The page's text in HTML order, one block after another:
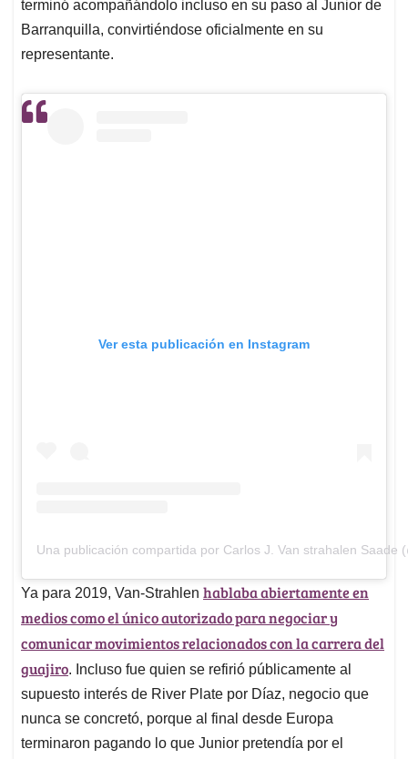
terminó acompañándolo incluso en su paso al Junior de
Barranquilla, convirtiéndose oficialmente en su
representante.
Ver esta publicación en Instagram
Una publicación compartida por Carlos J. Van strahalen Saade
Ya para 2019, Van-Strahlen hablaba abiertamente en
medios como el único autorizado para negociar y
comunicar movimientos relacionados con la carrera del
guajiro. Incluso fue quien se refirió públicamente al
supuesto interés de River Plate por Díaz, negocio que
nunca se concretó, porque al final desde Europa
terminaron pagando lo que Junior pretendía por el